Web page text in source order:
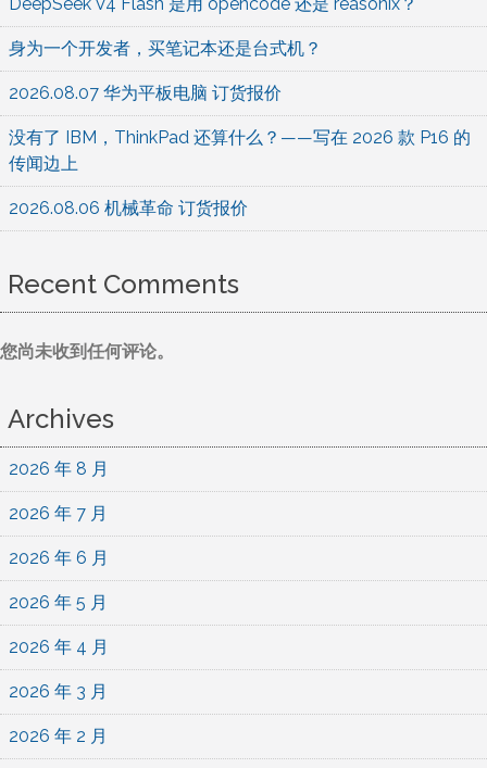
身为一个开发者，买笔记本还是台式机？
2026.08.07 华为平板电脑 订货报价
没有了 IBM，ThinkPad 还算什么？——写在 2026 款 P16 的
传闻边上
2026.08.06 机械革命 订货报价
Recent Comments
您尚未收到任何评论。
Archives
2026 年 8 月
2026 年 7 月
2026 年 6 月
2026 年 5 月
2026 年 4 月
2026 年 3 月
2026 年 2 月